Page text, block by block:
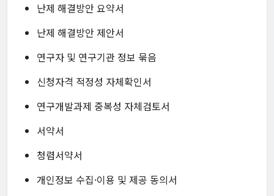
난제 해결방안 요약서
난제 해결방안 제안서
연구자 및 연구기관 정보 묶음
신청자격 적정성 자체확인서
연구개발과제 중복성 자체검토서
서약서
청렴서약서
개인정보 수집·이용 및 제공 동의서